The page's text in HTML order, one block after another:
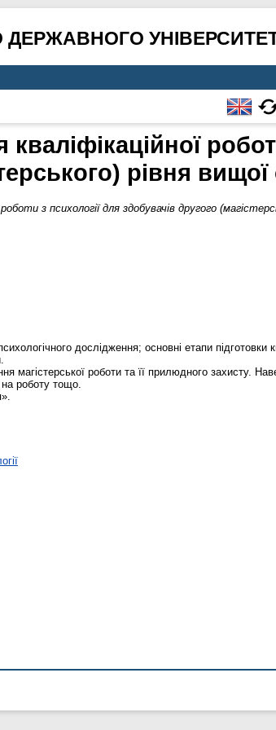
рівня вищої
з психології для здобувачів другого
дослідження; основні етапи підготовки
роботи та її прилюдного захисту.
на роботу тощо.